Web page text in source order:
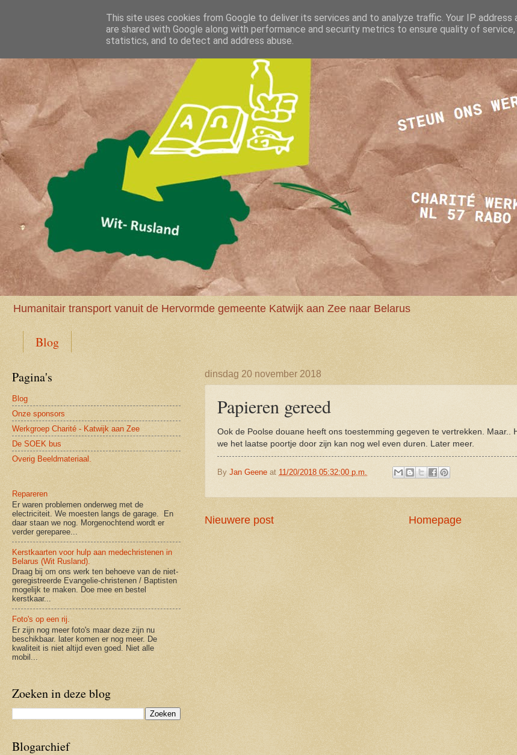
Humanitair transport vanuit de Hervormde gemeente Katwijk aan Zee naar Belarus
Blog
dinsdag 20 november 2018
Papieren gereed
Ook de Poolse douane heeft ons toestemming gegeven te vertrekken. Maar..
we het laatse poortje door zijn kan nog wel even duren. Later meer.
By Jan Geene at 11/20/2018 05:32:00 p.m.
Nieuwere post Homepage
Pagina's
Blog
Onze sponsors
Werkgroep Charité - Katwijk aan Zee
De SOEK bus
Overig Beeldmateriaal.
Repareren
Er waren problemen onderweg met de
electriciteit. We moesten langs de garage. En
daar staan we nog. Morgenochtend wordt er
verder gereparee...
Kerstkaarten voor hulp aan medechristenen in
Belarus (Wit Rusland).
Draag bij om ons werk ten behoeve van de niet-
geregistreerde Evangelie-christenen / Baptisten
mogelijk te maken. Doe mee en bestel
kerstkaar...
Foto's op een rij.
Er zijn nog meer foto's maar deze zijn nu
beschikbaar. later komen er nog meer. De
kwaliteit is niet altijd even goed. Niet alle
mobil...
Zoeken in deze blog
Blogarchief
This site uses cookies from Google to deliver its services and to analyze traffic. Your IP address
are shared with Google along with performance and security metrics to ensure quality of
statistics, and to detect and address abuse.